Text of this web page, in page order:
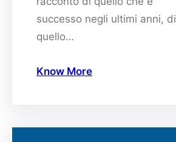
successo negli ultimi anni, di
quello…
Know More